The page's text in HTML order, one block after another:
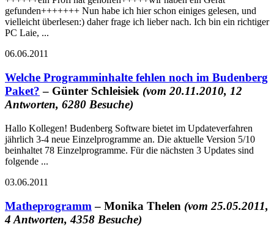
gefunden+++++++ Nun habe ich hier schon einiges gelesen, und
vielleicht überlesen:) daher frage ich lieber nach. Ich bin ein richtiger
PC Laie, ...
06.06.2011
Welche Programminhalte fehlen noch im Budenberg
Paket? – Günter Schleisiek (vom 20.11.2010, 12
Antworten, 6280 Besuche)
Hallo Kollegen! Budenberg Software bietet im Updateverfahren
jährlich 3-4 neue Einzelprogramme an. Die aktuelle Version 5/10
beinhaltet 78 Einzelprogramme. Für die nächsten 3 Updates sind
folgende ...
03.06.2011
Matheprogramm – Monika Thelen (vom 25.05.2011,
4 Antworten, 4358 Besuche)